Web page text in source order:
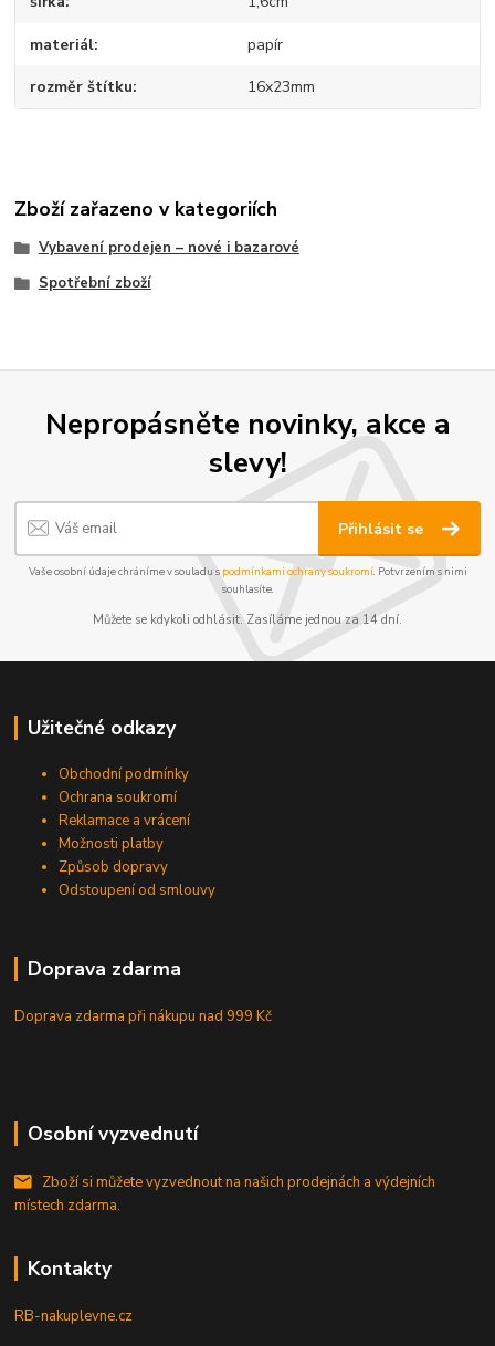
materiál papír
rozměr štítku 16x23mm
Zboží zařazeno v kategoriích
Vybavení prodejen – nové i bazarové
Spotřební zboží
Nepropásněte novinky, akce a
slevy!
Přihlásit se
Vaše osobní údaje chráníme v souladu s podmínkami ochrany soukromí. Potvrzením s nimi
souhlasíte.
Můžete se kdykoli odhlásit. Zasíláme jednou za 14 dní.
Užitečné odkazy
Obchodní podmínky
Ochrana soukromí
Reklamace a vrácení
Možnosti platby
Způsob dopravy
Odstoupení od smlouvy
Doprava zdarma
Doprava zdarma při nákupunad 999 Kč
Osobní vyzvednutí
Zboží si můžete vyzvednout na našich prodejnách a výdejních
místech zdarma.
Kontakty
RB-nakuplevne.cz